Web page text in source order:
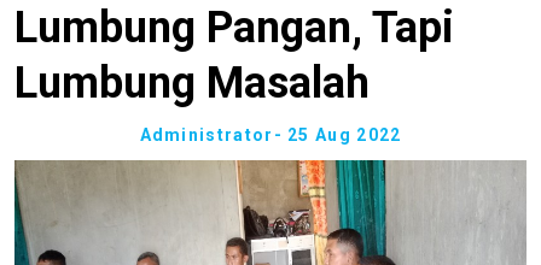
Lumbung Pangan, Tapi
Lumbung Masalah
Administrator - 25 Aug 2022